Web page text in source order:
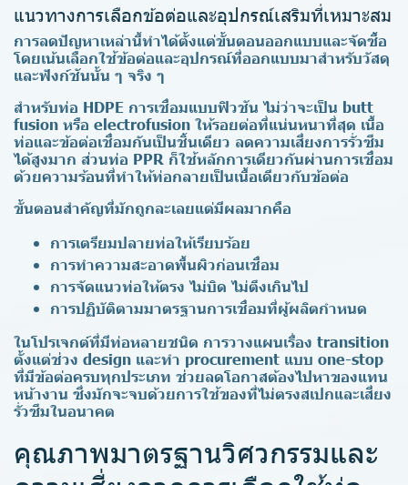
แนวทางการเลือกข้อต่อและอุปกรณ์เสริมที่เหมาะสม
การลดปัญหาเหล่านี้ทำได้ตั้งแต่ขั้นตอนออกแบบและจัดซื้อ
โดยเน้นเลือกใช้ข้อต่อและอุปกรณ์ที่ออกแบบมาสำหรับวัสดุ
และฟังก์ชันนั้น ๆ จริง ๆ
สำหรับท่อ HDPE การเชื่อมแบบฟิวชัน ไม่ว่าจะเป็น butt
fusion หรือ electrofusion ให้รอยต่อที่แน่นหนาที่สุด เนื้อ
ท่อและข้อต่อเชื่อมกันเป็นชิ้นเดียว ลดความเสี่ยงการรั่วซึม
ได้สูงมาก ส่วนท่อ PPR ก็ใช้หลักการเดียวกันผ่านการเชื่อม
ด้วยความร้อนที่ทำให้ท่อกลายเป็นเนื้อเดียวกับข้อต่อ
ขั้นตอนสำคัญที่มักถูกละเลยแต่มีผลมากคือ
การเตรียมปลายท่อให้เรียบร้อย
การทำความสะอาดพื้นผิวก่อนเชื่อม
การจัดแนวท่อให้ตรง ไม่บิด ไม่ตึงเกินไป
การปฏิบัติตามมาตรฐานการเชื่อมที่ผู้ผลิตกำหนด
ในโปรเจกต์ที่มีท่อหลายชนิด การวางแผนเรื่อง transition
ตั้งแต่ช่วง design และทำ procurement แบบ one-stop
ที่มีข้อต่อครบทุกประเภท ช่วยลดโอกาสต้องไปหาของแทน
หน้างาน ซึ่งมักจะจบด้วยการใช้ของที่ไม่ตรงสเปกและเสี่ยง
รั่วซึมในอนาคต
คุณภาพมาตรฐานวิศวกรรมและ